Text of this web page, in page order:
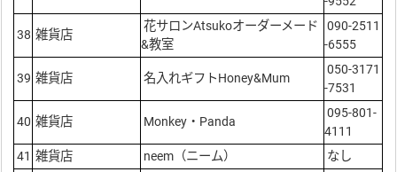
38 雑貨店
花サロンAtsukoオーダーメード
&教室
090-2511
-6555
39 雑貨店 名入れギフトHoney&Mum
050-3171
-7531
40 雑貨店 Monkey・Panda
095-801-
4111
41 雑貨店 neem（ニーム） なし